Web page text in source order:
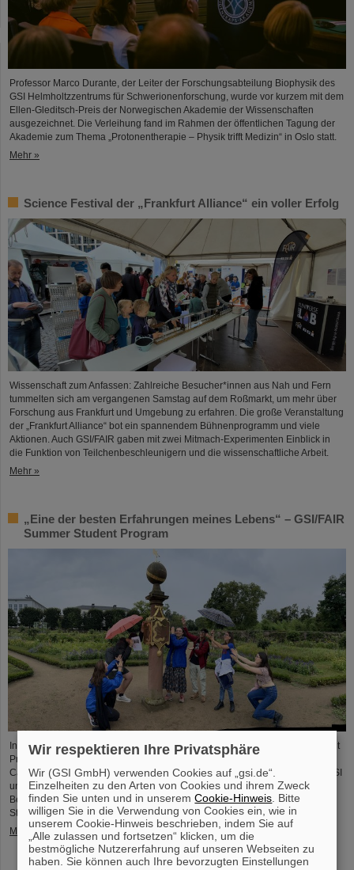
Professor Marco Durante, der Leiter der Forschungsabteilung Biophysik des
GSI Helmholtzzentrums für Schwerionenforschung, wurde vor kurzem mit dem
Ellen-Gleditsch-Preis der Norwegischen Akademie der Wissenschaften
ausgezeichnet. Die Verleihung fand im Rahmen der öffentlichen Tagung der
Akademie zum Thema „Protonentherapie – Physik trifft Medizin“ in Oslo statt.
Mehr »
Science Festival der „Frankfurt Alliance“ ein voller Erfolg
Wissenschaft zum Anfassen: Zahlreiche Besucher*innen aus Nah und Fern
tummelten sich am vergangenen Samstag auf dem Roßmarkt, um mehr über
Forschung aus Frankfurt und Umgebung zu erfahren. Die große Veranstaltung
der „Frankfurt Alliance“ bot ein spannendem Bühnenprogramm und viele
Aktionen. Auch GSI/FAIR gaben mit zwei Mitmach-Experimenten Einblick in
die Funktion von Teilchenbeschleunigern und die wissenschaftliche Arbeit.
Mehr »
„Eine der besten Erfahrungen meines Lebens“ – GSI/FAIR
Summer Student Program
In diesem Jahr nahmen 31 Studierende aus 16 Ländern am Summer Student
Program bei GSI und FAIR teil. Sie verbrachten acht Wochen auf dem
Campus, machten sich mit den Experimenten und Forschungsfeldern von GSI
und FAIR vertraut und tauchten in die Atmosphäre eines internationalen
Beschleunigerlabors ein. Einblicke bietet der Fotowettbewerb der Summer
Students.
Mehr »
Wir respektieren Ihre Privatsphäre
Wir (GSI GmbH) verwenden Cookies auf „gsi.de“.
Einzelheiten zu den Arten von Cookies und ihrem Zweck
finden Sie unten und in unseremCookie-Hinweis . Bitte
willigen Sie in die Verwendung von Cookies ein, wie in
unserem Cookie-Hinweis beschrieben, indem Sie auf
„Alle zulassen und fortsetzen“ klicken, um die
bestmögliche Nutzererfahrung auf unseren Webseiten zu
haben. Sie können auch Ihre bevorzugten Einstellungen